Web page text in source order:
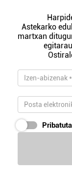
Astekarko
martxan